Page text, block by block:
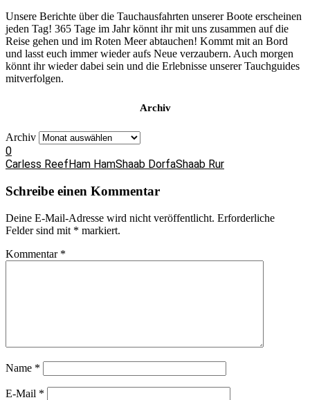
Unsere Berichte über die Tauchausfahrten unserer Boote erscheinen
jeden Tag! 365 Tage im Jahr könnt ihr mit uns zusammen auf die
Reise gehen und im Roten Meer abtauchen! Kommt mit an Bord
und lasst euch immer wieder aufs Neue verzaubern. Auch morgen
könnt ihr wieder dabei sein und die Erlebnisse unserer Tauchguides
mitverfolgen.
Archiv
Archiv
0
Carless Reef Ham HamShaab DorfaShaab Rur
Schreibe einen Kommentar
Deine E-Mail-Adresse wird nicht veröffentlicht. Erforderliche
Felder sind mit * markiert.
Kommentar *
Name *
E-Mail *